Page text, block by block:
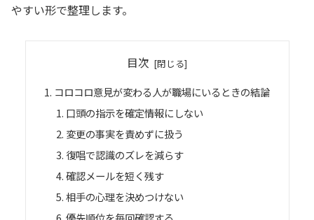
やすい形で整理します。
目次
コロコロ意見が変わる人が職場にいるときの結論
口頭の指示を確定情報にしない
変更の事実を責めずに扱う
復唱で認識のズレを減らす
確認メールを短く残す
相手の心理を決めつけない